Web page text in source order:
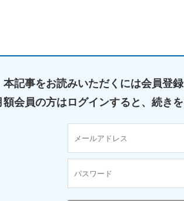
本記事をお読みいただくには会員登
額会員の方はログインすると、 続き